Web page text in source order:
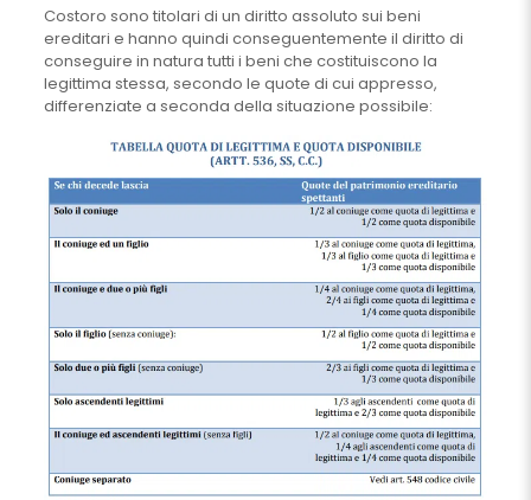
Costoro sono titolari di un diritto assoluto sui beni
ereditari e hanno quindi conseguentemente il diritto di
conseguire in natura tutti i beni che costituiscono la
legittima stessa, secondo le quote di cui appresso,
differenziate a seconda della situazione possibile: